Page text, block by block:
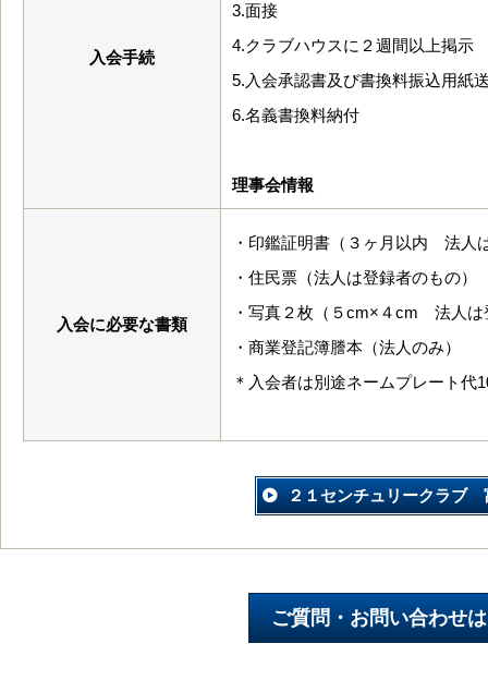
入会手続
3.面接
4.クラブハウスに２週間以上掲示
5.入会承認書及び書換料振込用紙
6.名義書換料納付
理事会情報
入会に必要な書類
・印鑑証明書（３ヶ月以内 法人
・住民票（法人は登録者のもの）
・写真２枚（５cm×４cm 法人は
・商業登記簿謄本（法人のみ）
＊入会者は別途ネームプレート代
２１センチュリークラブ